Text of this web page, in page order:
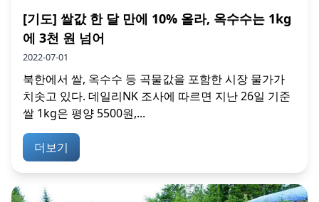
[기도] 쌀값 한 달 만에 10% 올라, 옥수수는 1kg
에 3천 원 넘어
2022-07-01
북한에서 쌀, 옥수수 등 곡물값을 포함한 시장 물가가
치솟고 있다. 데일리NK 조사에 따르면 지난 26일 기준
쌀 1kg은 평양 5500원,...
더보기